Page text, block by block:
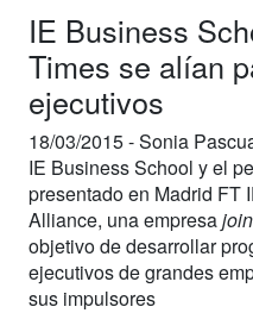
IE Business
Times se alían
ejecutivos
18/03/2015 -Sonia
IE Business School y el
presentado en Madrid FT
Alliance, una empresa
objetivo de desarrollar
ejecutivos de grandes
sus impulsores